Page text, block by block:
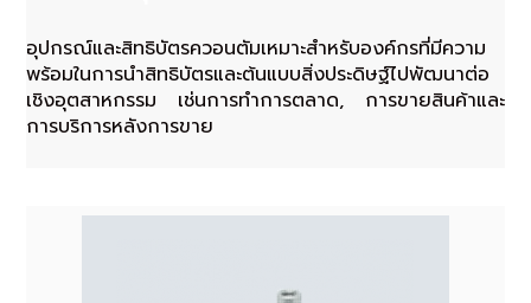
อุปกรณ์และสิทธิบัตรควอนตัมเหมาะสำหรับองค์กรที่มีความ
พร้อมในการนําสิทธิบัตรและต้นแบบสิ่งประดิษฐ์ไปพัฒนาต่อ
เชิงอุตสาหกรรม เช่นการทำการตลาด, การขายสินค้าและ
การบริการหลังการขาย